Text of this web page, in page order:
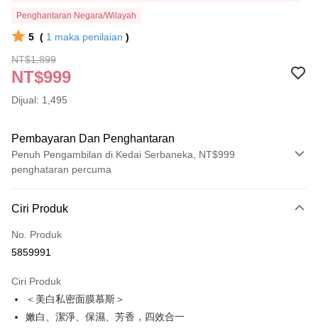
Penghantaran Negara/Wilayah
5 ( 1 maka penilaian )
NT$1,899
NT$999
Dijual: 1,495
Pembayaran Dan Penghantaran
Penuh Pengambilan di Kedai Serbaneka, NT$999
penghataran percuma
Kad Kredit (Bayaran Penuh)
Pengambilan di Kedai Serbaneka
Apple Pay
JKOPAY
Ciri Produk
No. Produk
5859991
Ciri Produk
＜美白私密面膜慕斯＞
嫩白、潔淨、保濕、芳香，四效合一